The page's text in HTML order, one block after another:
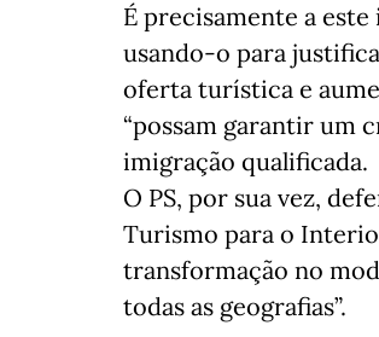
É precisamente a
usando-o para
oferta turística e
“possam garantir um
imigração qualificada.
O PS, por sua vez,
Turismo para o
transformação no
todas as geografias”.